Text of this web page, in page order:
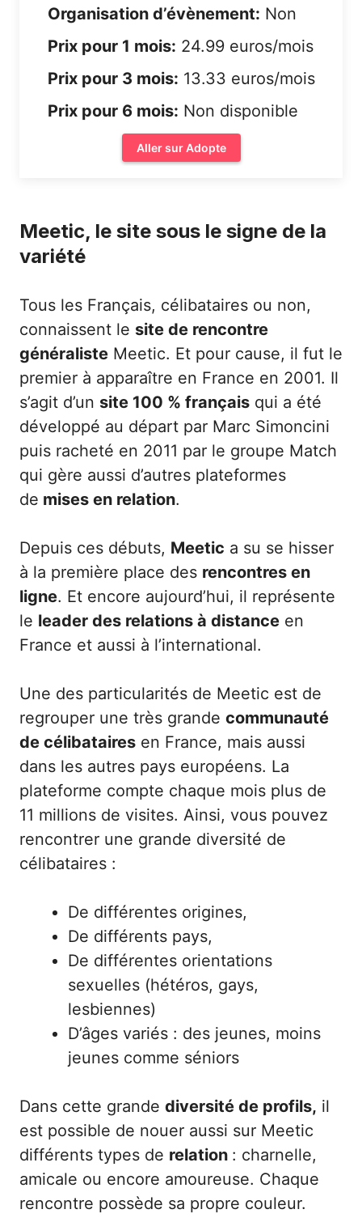
Organisation d’évènement: Non
Prix pour 1 mois: 24.99 euros/mois
Prix pour 3 mois: 13.33 euros/mois
Prix pour 6 mois: Non disponible
Aller sur Adopte
Meetic, le site sous le signe de la
variété
Tous les Français, célibataires ou non,
connaissent le site de rencontre
généraliste Meetic. Et pour cause, il fut le
premier à apparaître en France en 2001. Il
s’agit d’un site 100 % français qui a été
développé au départ par Marc Simoncini
puis racheté en 2011 par le groupe Match
qui gère aussi d’autres plateformes
de mises en relation.
Depuis ces débuts, Meetic a su se hisser
à la première place des rencontres en
ligne. Et encore aujourd’hui, il représente
le leader des relations à distance en
France et aussi à l’international.
Une des particularités de Meetic est de
regrouper une très grande communauté
de célibataires en France, mais aussi
dans les autres pays européens. La
plateforme compte chaque mois plus de
11 millions de visites. Ainsi, vous pouvez
rencontrer une grande diversité de
célibataires :
De différentes origines,
De différents pays,
De différentes orientations
sexuelles (hétéros, gays,
lesbiennes)
D’âges variés : des jeunes, moins
jeunes comme séniors
Dans cette grande diversité de profils, il
est possible de nouer aussi sur Meetic
différents types de relation : charnelle,
amicale ou encore amoureuse. Chaque
rencontre possède sa propre couleur.